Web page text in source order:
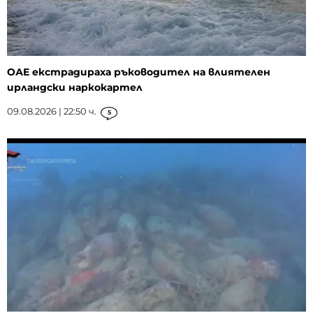
ОАЕ екстрадираха ръководител на влиятелен
ирландски наркокартел
09.08.2026 | 22:50 ч. 5